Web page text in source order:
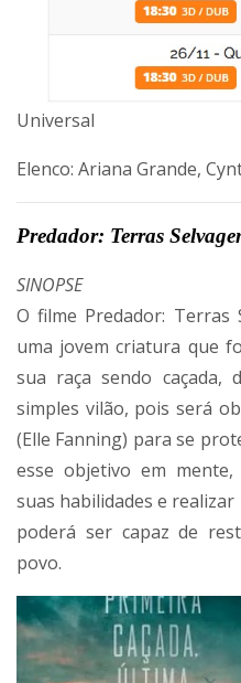
Universal
Elenco: Ariana Grande,
Predador: Terras
SINOPSE
O filme Predador: Terras
uma jovem criatura que
sua raça sendo caçada,
simples vilão, pois será
(Elle Fanning) para se
esse objetivo em
suas habilidades e
poderá ser capaz de
povo.